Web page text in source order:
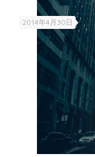
2014年4月30日